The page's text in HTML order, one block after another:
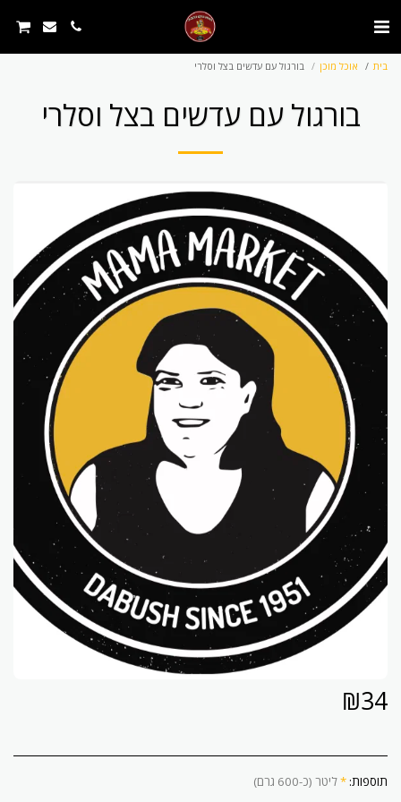
בית אוכל מוכן בורגול עם עדשים בצל וסלרי
בורגול עם עדשים בצל וסלרי
₪34
תוספות: *ליטר (כ-600 גרם)